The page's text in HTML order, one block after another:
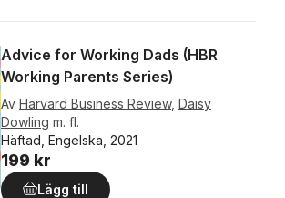
Advice for Working Dads (HBR
Working Parents Series)
Av Harvard Business Review, Daisy
Dowling m. fl.
Häftad, Engelska, 2021
199 kr
Lägg till